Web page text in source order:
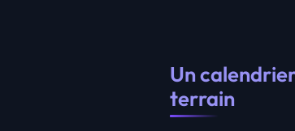
Un
terrain